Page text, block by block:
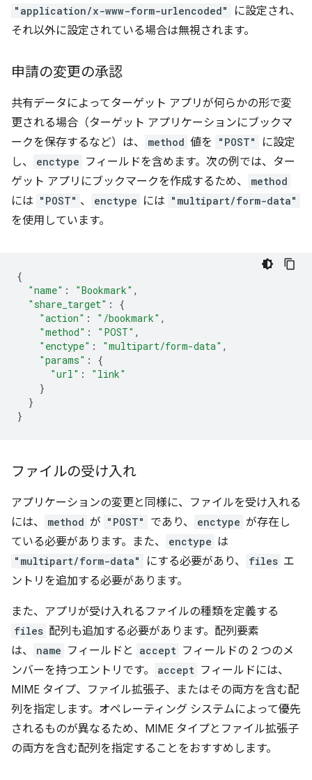
"application/x-www-form-urlencoded"
に設定され、
それ以外に設定されている場合は無視されます。
申請の変更の承認
共有データによってターゲット アプリが何らかの形で変
更される場合（ターゲット アプリケーションにブックマ
ークを保存するなど）は、
method 値を "POST"
に設定
し、
enctype フィールドを含めます。次の例では、ター
ゲット アプリにブックマークを作成するため、
method
には "POST" 、 enctype には "multipart/form-data"
を使用しています。
{
"name" : "Bookmark" ,
"share_target" :
{
"action" : "/bookmark" ,
"method" : "POST" ,
"enctype" : "multipart/form-data" ,
"params" :
{
"url" :
"link"
}
}
}
ファイルの受け入れ
アプリケーションの変更と同様に、ファイルを受け入れる
には、
method が "POST" であり、 enctype が存在し
ている必要があります。また、
enctype は
"multipart/form-data" にする必要があり、 files エ
ントリを追加する必要があります。
また、アプリが受け入れるファイルの種類を定義する
files 配列も追加する必要があります。配列要素
は、
name フィールドと accept フィールドの 2 つのメ
ンバーを持つエントリです。
accept フィールドには、
MIME タイプ、ファイル拡張子、またはその両方を含む配
列を指定します。オペレーティング システムによって優先
されるものが異なるため、MIME タイプとファイル拡張子
の両方を含む配列を指定することをおすすめします。